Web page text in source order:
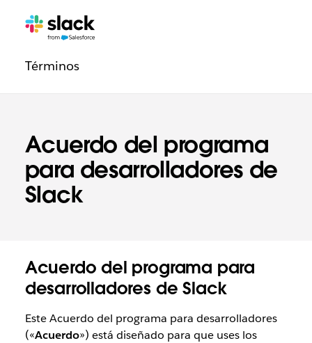
Acuerdo del programa
para desarrolladores de
Slack
Navegación
Legal
Páginas
Términosadicionales
Acuerdo del programa para
desarrolladores de Slack
Este Acuerdo del programa para desarrolladores
(«Acuerdo») está diseñado para que uses los